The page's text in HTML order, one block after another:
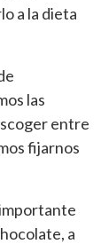
a la dieta
las
entre
fijarnos
a